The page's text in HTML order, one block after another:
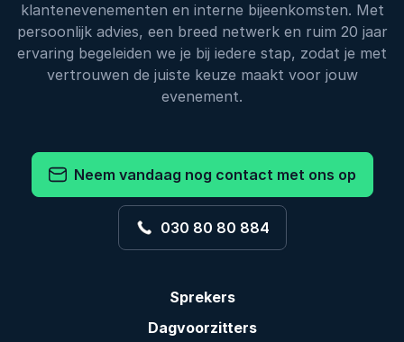
klantenevenementen en interne bijeenkomsten. Met
persoonlijk advies, een breed netwerk en ruim 20 jaar
ervaring begeleiden we je bij iedere stap, zodat je met
vertrouwen de juiste keuze maakt voor jouw
evenement.
Neem vandaag nog contact met ons op
030 80 80 884
Sprekers
Dagvoorzitters